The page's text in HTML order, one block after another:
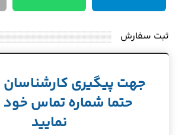
ثبت سفارش
جهت پیگیری
حتما شماره تماس خود
نمایید